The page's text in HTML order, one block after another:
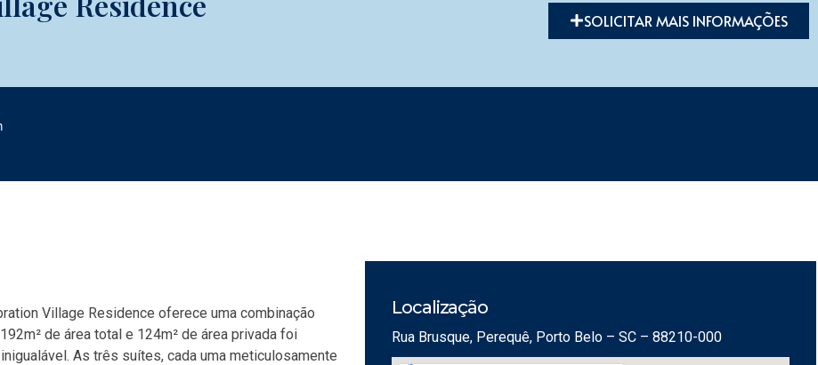
SOLICITAR MAIS INFORMAÇÕES
Village Residence oferece uma combinação
de área total e 124m² de área privada foi
As três suítes, cada uma meticulosamente
Localização
Rua Brusque, Perequê, Porto Belo – SC – 88210-000